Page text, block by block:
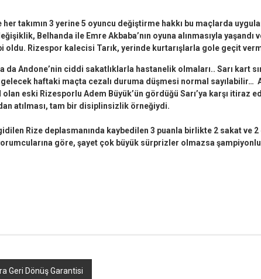
takımın 3 yerine 5 oyuncu değiştirme hakkı bu maçlarda
Belhanda ile Emre Akbaba’nın oyuna alınmasıyla yaşandı
oldu. Rizespor kalecisi Tarık, yerinde kurtarışlarla gole geçit
da Andone’nin ciddi sakatlıklarla hastanelik olmaları.. Sarı kart
gelecek haftaki maçta cezalı duruma düşmesi normal sayılabilir…
eski Rizesporlu Adem Büyük’ün gördüğü Sarı’ya karşı itiraz
atılması, tam bir disiplinsizlik örneğiydi.
Rize deplasmanında kaybedilen 3 puanla birlikte 2 sakat ve 2
göre, şayet çok büyük sürprizler olmazsa
Geri Dönüş Garantisi